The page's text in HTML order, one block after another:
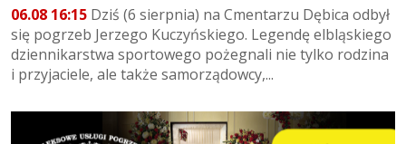
06.08 16:15 Dziś (6 sierpnia) na Cmentarzu Dębica odbył
się pogrzeb Jerzego Kuczyńskiego. Legendę elbląskiego
dziennikarstwa sportowego pożegnali nie tylko rodzina
i przyjaciele, ale także samorządowcy,...